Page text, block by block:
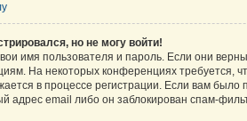
но не могу войти!
имя пользователя и пароль. Если они
На некоторых конференциях требуется,
в процессе регистрации. Если вам
адрес email либо он заблокирован спам-